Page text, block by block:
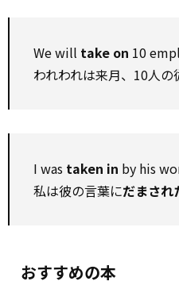
We will take on 10
われわれは来月、10人の
I was taken in by his
私は彼の言葉にだまされ
おすすめの本